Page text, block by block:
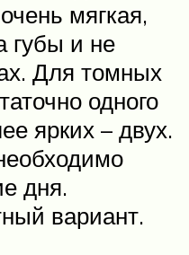
мягкая,
губы и не
Для томных
одного
ярких – двух.
дня.
вариант.